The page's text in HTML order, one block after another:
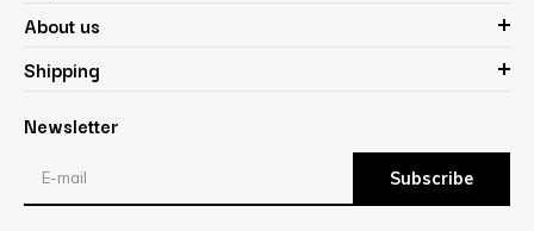
About us
Shipping
Newsletter
Subscribe